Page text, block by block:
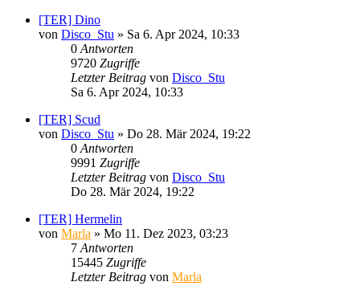
[TER] Dino
von Disco_Stu » Sa 6. Apr 2024, 10:33
0 Antworten
9720 Zugriffe
Letzter Beitrag von Disco_Stu
Sa 6. Apr 2024, 10:33
[TER] Scud
von Disco_Stu » Do 28. Mär 2024, 19:22
0 Antworten
9991 Zugriffe
Letzter Beitrag von Disco_Stu
Do 28. Mär 2024, 19:22
[TER] Hermelin
von Marla » Mo 11. Dez 2023, 03:23
7 Antworten
15445 Zugriffe
Letzter Beitrag von Marla